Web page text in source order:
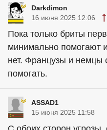
Darkdimon
16 июня 2025 12:06
Пока только бриты
минимально помогают
нет. Французы и немцы
помогать.
ASSAD1
15 июня 2025 11:58